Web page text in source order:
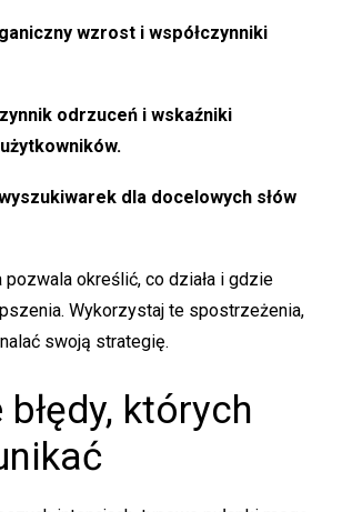
wzrost i współczynniki
odrzuceń i wskaźniki
dla docelowych słów
pozwala określić, co działa i gdzie
Wykorzystaj te spostrzeżenia,
swoją strategię.
których